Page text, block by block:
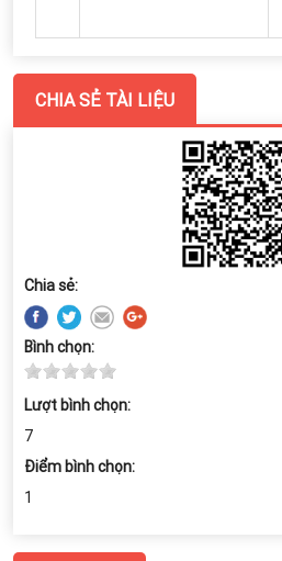
CHIA SẺ TÀI LIỆU
Chia sẻ:
Bình chọn:
Lượt bình chọn:
7
Điểm bình chọn:
1